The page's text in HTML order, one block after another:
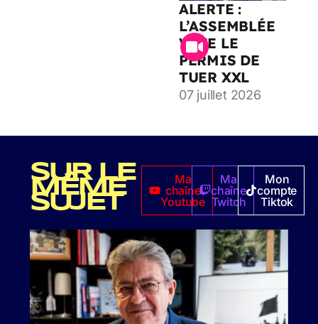
ALERTE :
L’ASSEMBLÉE
VOTE LE
PERMIS DE
TUER XXL
07 juillet 2026
SUR LE
MÊME
SUJET
Ma
chaîne
Youtube
Ma
chaîne
Twitch
Mon
compte
Tiktok